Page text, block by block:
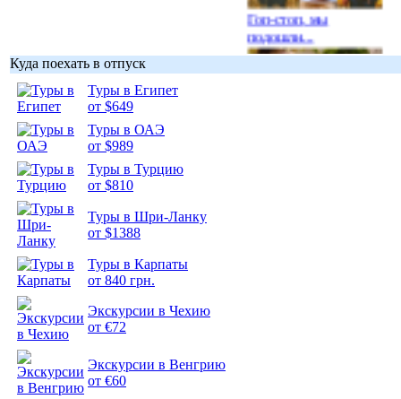
Гоп-стоп, мы
подошли...
Куда поехать в отпуск
Туры в Египет
от $649
Туры в ОАЭ
от $989
Туры в Турцию
от $810
Туры в Шри-Ланку
от $1388
Туры в Карпаты
от 840 грн.
Экскурсии в Чехию
от €72
Экскурсии в Венгрию
от €60